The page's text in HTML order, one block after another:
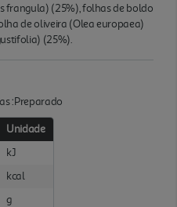
frangula) (25%), folhas de boldo
de oliveira (Olea europaea)
(25%).
:Preparado
Unidade
kJ
kcal
g